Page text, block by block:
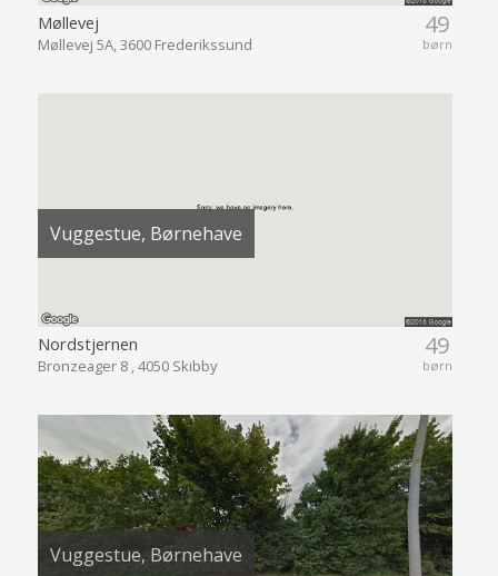
49
børn
Møllevej
Møllevej 5A, 3600 Frederikssund
Vuggestue, Børnehave
49
børn
Nordstjernen
Bronzeager 8 , 4050 Skibby
Vuggestue, Børnehave